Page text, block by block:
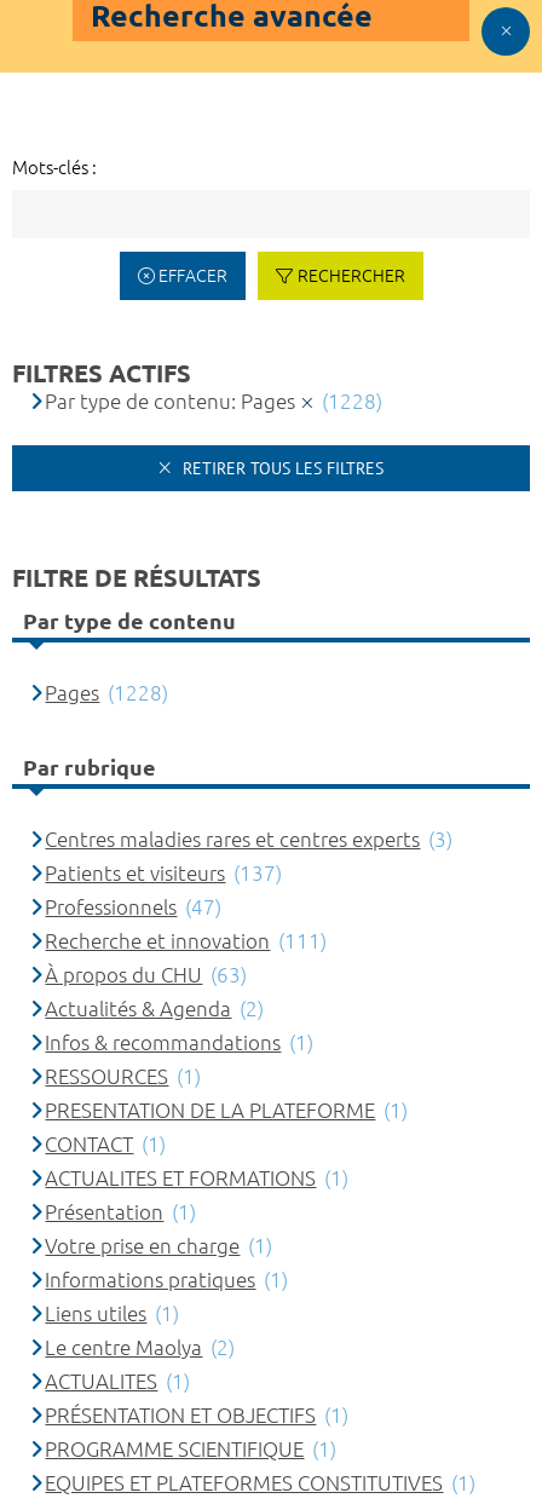
Recherche avancée
Mots-clés :
EFFACER RECHERCHER
FILTRES ACTIFS
Par type de contenu: Pages (1228)
RETIRER TOUS LES FILTRES
FILTRE DE RÉSULTATS
Par type de contenu
Pages (1228)
Par rubrique
Centres maladies rares et centres experts (3)
Patients et visiteurs (137)
Professionnels (47)
Recherche et innovation (111)
À propos du CHU (63)
Actualités & Agenda (2)
Infos & recommandations (1)
RESSOURCES (1)
PRESENTATION DE LA PLATEFORME (1)
CONTACT (1)
ACTUALITES ET FORMATIONS (1)
Présentation (1)
Votre prise en charge (1)
Informations pratiques (1)
Liens utiles (1)
Le centre Maolya (2)
ACTUALITES (1)
PRÉSENTATION ET OBJECTIFS (1)
PROGRAMME SCIENTIFIQUE (1)
EQUIPES ET PLATEFORMES CONSTITUTIVES (1)